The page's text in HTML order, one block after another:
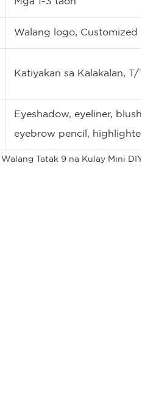
Walang logo, Customized
Katiyakan sa Kalakalan, T/T,
Eyeshadow, eyeliner, blush,
eyebrow pencil, highlighter,